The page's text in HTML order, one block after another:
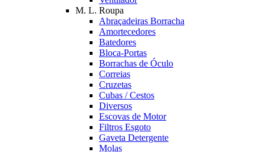
M. L. Roupa
Abraçadeiras Borracha
Amortecedores
Batedores
Bloca-Portas
Borrachas de Óculo
Correias
Cruzetas
Cubas / Cestos
Diversos
Escovas de Motor
Filtros Esgoto
Gaveta Detergente
Molas